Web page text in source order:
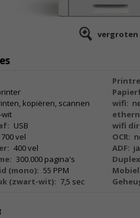
vergroten
kopiëren, scannen
wit
USB
700 vel
400 vel
300.000 pagina's
(mono): 55 PPM
(zwart-wit): 7,5 sec
wifi:
wifi
OCR:
ADF: